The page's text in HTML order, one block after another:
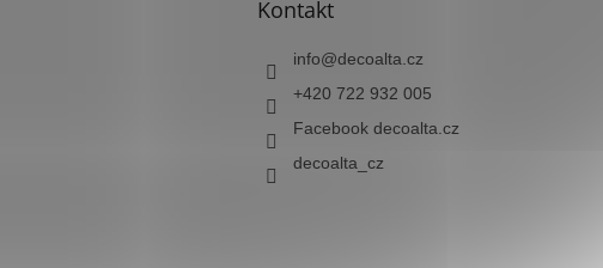
Kontakt
info@decoalta.cz
+420 722 932 005
Facebook decoalta.cz
decoalta_cz